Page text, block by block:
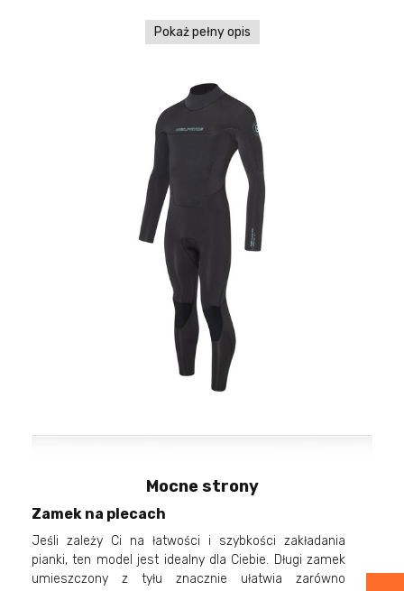
Pokaż pełny opis
Mocne strony
Zamek na plecach
Jeśli zależy Ci na łatwości i szybkości zakładania
pianki, ten model jest idealny dla Ciebie. Długi zamek
umieszczony z tyłu znacznie ułatwia zarówno